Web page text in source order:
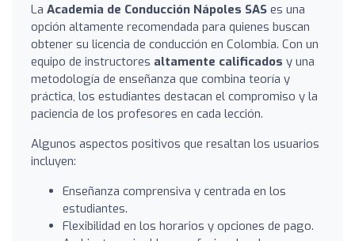
La Academia de Conducción Nápoles SAS es una
opción altamente recomendada para quienes buscan
obtener su licencia de conducción en Colombia. Con un
equipo de instructores altamente calificados y una
metodología de enseñanza que combina teoría y
práctica, los estudiantes destacan el compromiso y la
paciencia de los profesores en cada lección.
Algunos aspectos positivos que resaltan los usuarios
incluyen:
Enseñanza comprensiva y centrada en los
estudiantes.
Flexibilidad en los horarios y opciones de pago.